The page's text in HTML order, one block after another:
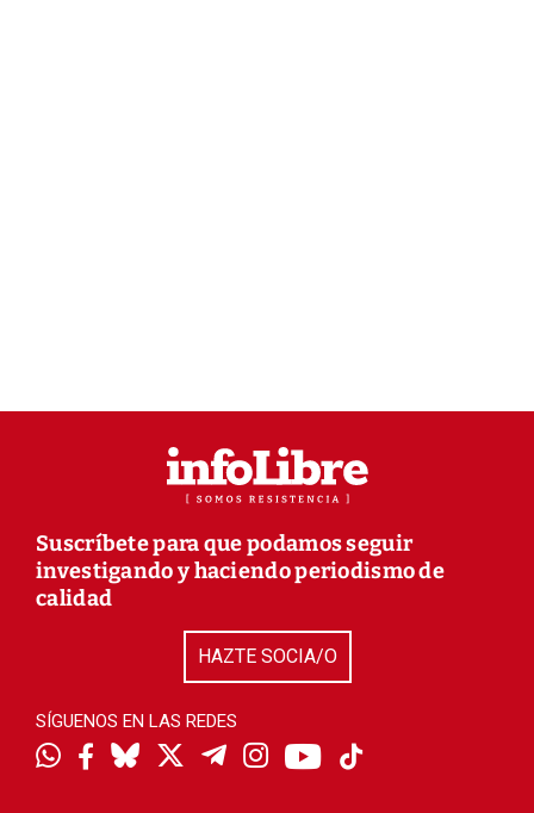
Suscríbete para que podamos seguir
investigando y haciendo periodismo de
calidad
HAZTE SOCIA/O
SÍGUENOS EN LAS REDES